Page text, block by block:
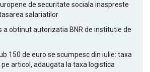
de securitate sociala inaspreste
salariatilor
a obtinut autorizatia BNR de institutie de
150 de euro se scumpesc din iulie: taxa
articol, adaugata la taxa logistica